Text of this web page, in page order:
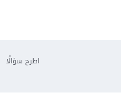
اطرح سؤالًا